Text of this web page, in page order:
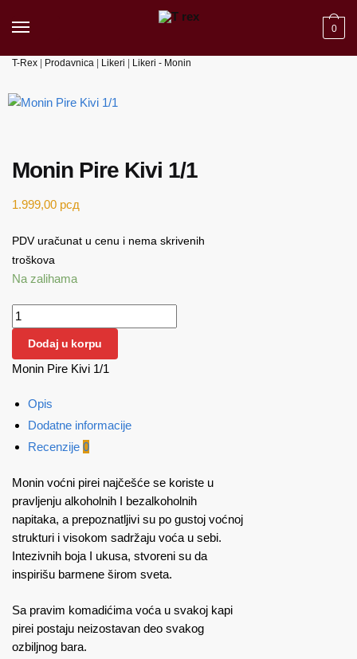
0
T-Rex Prodavnica Likeri Likeri - Monin
Monin Pire Kivi 1/1
1.999,00 рсд
PDV uračunat u cenu i nema skrivenih
troškova
Na zalihama
Monin
Pire
Kivi
1/1
Dodaj u korpu
Monin Pire Kivi 1/1
Opis
Dodatne informacije
Recenzije 0
Monin voćni pirei najčešće se koriste u
pravljenju alkoholnih I bezalkoholnih
napitaka, a prepoznatljivi su po gustoj voćnoj
strukturi i visokom sadržaju voća u sebi.
Intezivnih boja I ukusa, stvoreni su da
inspirišu barmene širom sveta.
Sa pravim komadićima voća u svakoj kapi
pirei postaju neizostavan deo svakog
ozbiljnog bara.